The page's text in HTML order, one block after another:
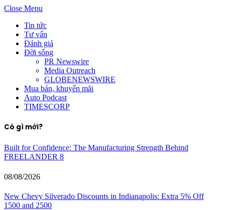
Close Menu
Tin tức
Tư vấn
Đánh giá
Đời sống
PR Newswire
Media Outreach
GLOBENEWSWIRE
Mua bán, khuyến mãi
Auto Podcast
TIMESCORP
Có gì mới?
Built for Confidence: The Manufacturing Strength Behind
FREELANDER 8
08/08/2026
New Chevy Silverado Discounts in Indianapolis: Extra 5% Off
1500 and 2500